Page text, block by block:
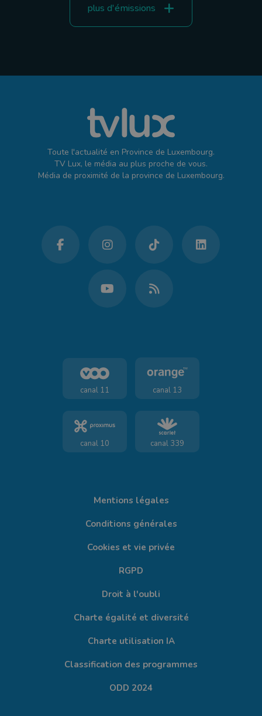
plus d'émissions
Toute l'actualité en Province de Luxembourg.
TV Lux, le média au plus proche de vous.
Média de proximité de la province de Luxembourg.
canal 11 canal 13
canal 10 canal 339
Mentions légales
Conditions générales
Cookies et vie privée
RGPD
Droit à l'oubli
Charte égalité et diversité
Charte utilisation IA
Classification des programmes
ODD 2024